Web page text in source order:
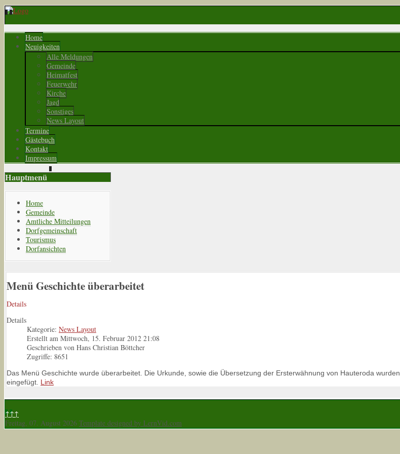
Home
Neuigkeiten
Alle Meldungen
Gemeinde
Heimatfest
Feuerwehr
Kirche
Jagd
Sonstiges
News Layout
Termine
Gästebuch
Kontakt
Impressum
Hauptmenü
Home
Gemeinde
Amtliche Mitteilungen
Dorfgemeinschaft
Tourismus
Dorfansichten
Menü Geschichte überarbeitet
Details
Details
Kategorie: News Layout
Erstellt am Mittwoch, 15. Februar 2012 21:08
Geschrieben von Hans Christian Böttcher
Zugriffe: 8651
Das Menü Geschichte wurde überarbeitet. Die Urkunde, sowie die Übersetzung der Ersterwähnung von Hauteroda wurden
eingefügt. Link
↑↑↑
Freitag, 07. August 2026 Template designed by LernVid.com